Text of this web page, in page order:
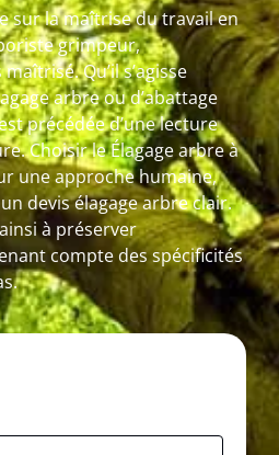
sur la maîtrise du travail en
grimpeur,
Qu’il s’agisse
arbre ou d’abattage
précédée d’une lecture
Choisir le Élagage arbre à
une approche humaine,
devis élagage arbre clair.
à préserver
compte des spécificités